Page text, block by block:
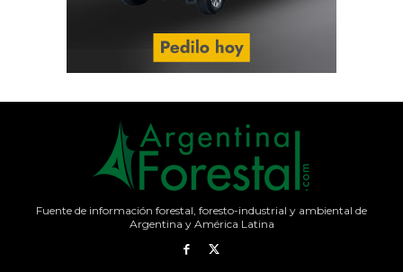
Fuente de información forestal, foresto-industrial y ambiental de
Argentina y América Latina